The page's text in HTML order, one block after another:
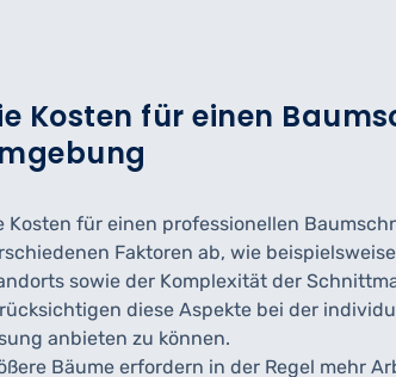
Kosten für einen
Kosten für einen professionellen
Faktoren ab, wie
sowie der Komplexität der
diese Aspekte bei der
anbieten zu können.
Bäume erfordern in der Regel mehr